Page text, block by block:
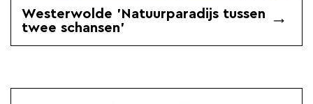
Westerwolde 'Natuurparadijs tussen
twee schansen'